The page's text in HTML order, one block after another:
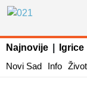
Najnovije Igrice
Novi Sad
Info Život